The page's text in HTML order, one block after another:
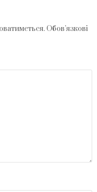
Обов’язкові